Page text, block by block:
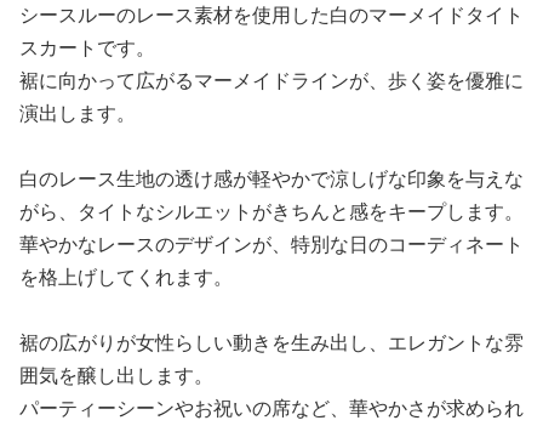
シースルーのレース素材を使用した白のマーメイドタイト
スカートです。
裾に向かって広がるマーメイドラインが、歩く姿を優雅に
演出します。
白のレース生地の透け感が軽やかで涼しげな印象を与えな
がら、タイトなシルエットがきちんと感をキープします。
華やかなレースのデザインが、特別な日のコーディネート
を格上げしてくれます。
裾の広がりが女性らしい動きを生み出し、エレガントな雰
囲気を醸し出します。
パーティーシーンやお祝いの席など、華やかさが求められ